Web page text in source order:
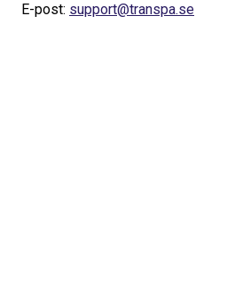
E-post: support@transpa.se